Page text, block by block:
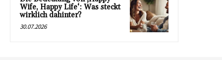
Wife, Happy Life‘: Was steckt
wirklich dahinter?
30.07.2026